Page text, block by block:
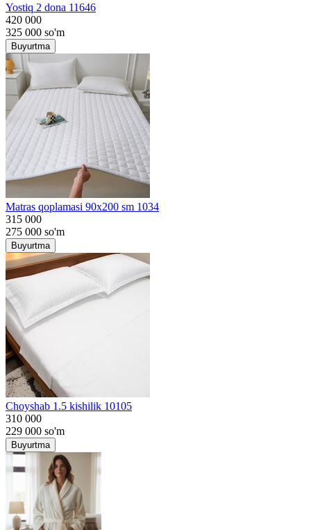
Yostiq 2 dona 11646
420 000
325 000 so'm
Buyurtma
Matras qoplamasi 90x200 sm 1034
315 000
275 000 so'm
Buyurtma
Choyshab 1.5 kishilik 10105
310 000
229 000 so'm
Buyurtma